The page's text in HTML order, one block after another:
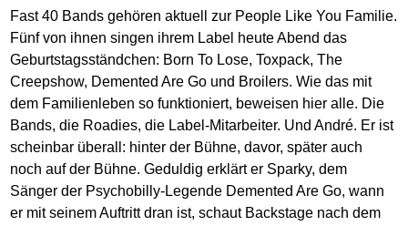
Fast 40 Bands gehören aktuell zur People Like You Familie.
Fünf von ihnen singen ihrem Label heute Abend das
Geburtstagsständchen: Born To Lose, Toxpack, The
Creepshow, Demented Are Go und Broilers. Wie das mit
dem Familienleben so funktioniert, beweisen hier alle. Die
Bands, die Roadies, die Label-Mitarbeiter. Und André. Er ist
scheinbar überall: hinter der Bühne, davor, später auch
noch auf der Bühne. Geduldig erklärt er Sparky, dem
Sänger der Psychobilly-Legende Demented Are Go, wann
er mit seinem Auftritt dran ist, schaut Backstage nach dem